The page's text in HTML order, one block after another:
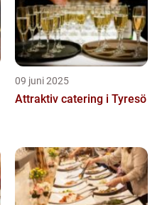
09 juni 2025
Attraktiv catering i Tyresö